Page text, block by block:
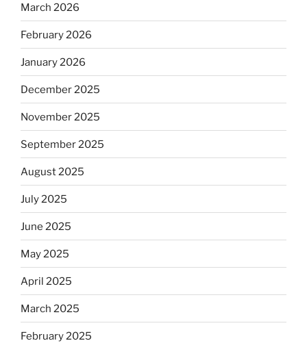
March 2026
February 2026
January 2026
December 2025
November 2025
September 2025
August 2025
July 2025
June 2025
May 2025
April 2025
March 2025
February 2025